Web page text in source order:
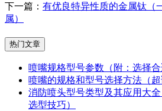
下一篇： 有优良特异性质的金属钛（
属）
热门文章
喷嘴规格型号参数（附：选择合
喷嘴的规格和型号选择方法（超
消防喷头型号类型及其应用大
选型技巧）